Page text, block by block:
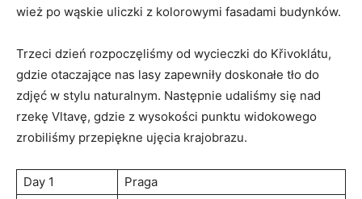
wież po wąskie uliczki z kolorowymi fasadami budynków.
Trzeci dzień rozpoczęliśmy od wycieczki⁤ do Křivoklátu,
gdzie otaczające nas lasy⁣ zapewniły‍ doskonałe⁤ tło‍ do
zdjęć ⁤w‌ stylu naturalnym. ​Następnie udaliśmy się ‍nad
⁤rzekę⁢ Vltavę, ‍gdzie‍ z⁣ wysokości punktu ⁢widokowego
zrobiliśmy przepiękne ujęcia ⁤krajobrazu.
Day 1
Praga